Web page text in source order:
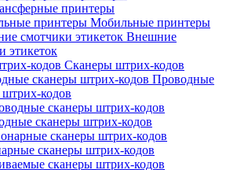
принтеры
Мобильные принтеры
Внешние
этикеток
Сканеры штрих-кодов
Проводные
кодов
сканеры штрих-кодов
сканеры штрих-кодов